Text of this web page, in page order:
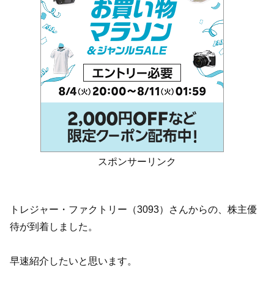
スポンサーリンク
トレジャー・ファクトリー（3093）さんからの、株主優
待が到着しました。
早速紹介したいと思います。